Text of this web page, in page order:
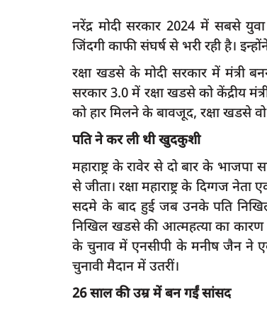
नरेंद्र मोदी सरकार 2024 में सबसे
जिंदगी काफी संघर्ष से भरी रही है।
रक्षा खडसे के मोदी सरकार में मंत्री
सरकार 3.0 में रक्षा खडसे को केंद्रीय
को हार मिलने के बावजूद, रक्षा खडसे
पति ने कर ली थी खुदकुशी
महाराष्ट्र के रावेर से दो बार के
से जीता। रक्षा महाराष्ट्र के दिग्गज
सदमे के बाद हुई जब उनके पति
निखिल खडसे की आत्महत्या का कारण
के चुनाव में एनसीपी के मनीष जैन ने
चुनावी मैदान में उतरीं।
26 साल की उम्र में बन गईं सांसद